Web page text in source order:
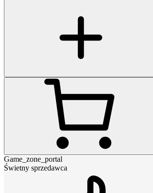
Game_zone_portal
Świetny sprzedawca